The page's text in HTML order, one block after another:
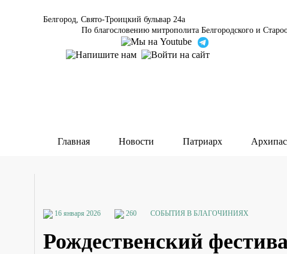
Белгород, Свято-Троицкий бульвар 24а
По благословению митрополита Белгородского и
Главная Новости Патриарх
16 января 2026 260 СОБЫТИЯ В БЛАГОЧИНИЯХ
Рождественский